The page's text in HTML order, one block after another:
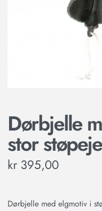
Dørbjelle
stor
kr 395,00
Dørbjelle med elgmotiv i